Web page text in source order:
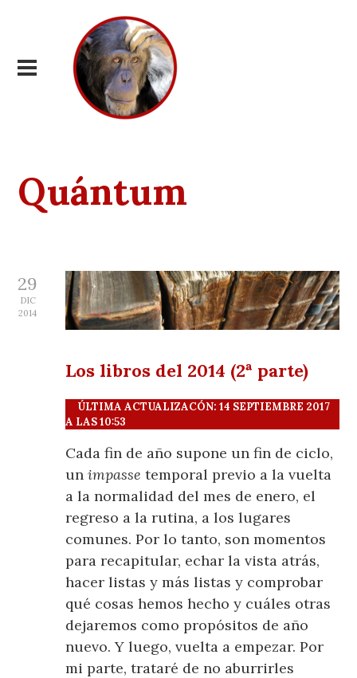
Quántum
29
DIC
2014
Los libros del 2014 (2ª parte)
ÚLTIMA ACTUALIZACÓN: 14 SEPTIEMBRE 2017
A LAS 10:53
Cada fin de año supone un fin de ciclo,
unimpassetemporal previo a la vuelta
a la normalidad del mes de enero, el
regreso a la rutina, a los lugares
comunes. Por lo tanto, son momentos
para recapitular, echar la vista atrás,
hacer listas y más listas y comprobar
qué cosas hemos hecho y cuáles otras
dejaremos como propósitos de año
nuevo. Y luego, vuelta a empezar. Por
mi parte, trataré de no aburrirles